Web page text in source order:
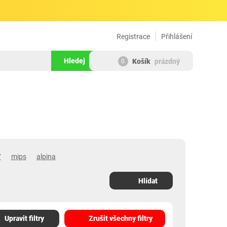
Přihlášení
Registrace
Hledej 0 Košík prázdný
mips alpina
Hlídat
Zrušit všechny filtry
Upravit filtry